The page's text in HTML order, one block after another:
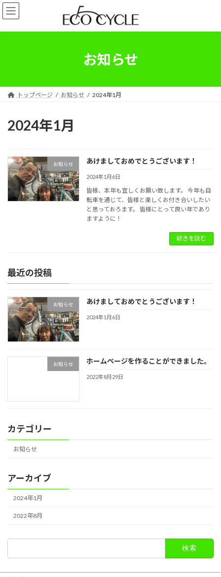
コ
ン
ン
ナ
ビ
ー
お知らせ
トップページ お知らせ 2024年1月
2024年1月
お知らせ あけましておめでとうございます！
2024年1月6日
皆様、本年も宜しくお願い致します。 今年も自
転車を通じて、皆様と楽しくお付き合いしたい
と思っておろます。 皆様にとって良い年であり
ますように！
続きを読む
最近の投稿
お知らせ あけましておめでとうございます！
2024年1月6日
お知らせ ホームページを作ることができました。
2022年8月29日
カテゴリー
お知らせ
アーカイブ
2024年1月
2022年8月